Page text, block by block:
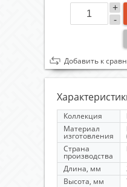
-
+
Добавить к
Коллекция
Материал
изготовления
Страна
производства
Длина, мм
Высота, мм